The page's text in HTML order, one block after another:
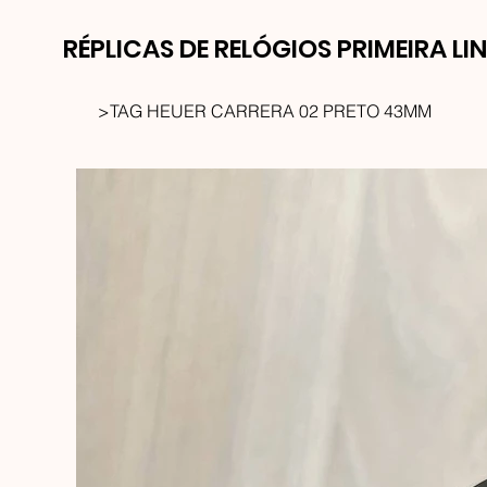
RÉPLICAS DE RELÓGIOS PRIMEIRA
>TAG HEUER CARRERA 02 PRETO 43MM